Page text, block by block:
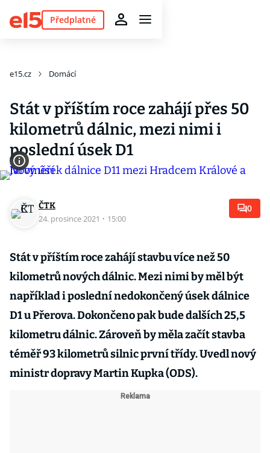
Předplatné
e15.cz Domácí
Stát v příštím roce zahájí přes 50
kilometrů dálnic, mezi nimi i
poslední úsek D1
ČTK
24. prosince 2021 · 15:00
0
Stát v příštím roce zahájí stavbu více než 50
kilometrů nových dálnic. Mezi nimi by měl být
například i poslední nedokončený úsek dálnice
D1 u Přerova. Dokončeno pak bude dalších 25,5
kilometru dálnic. Zároveň by měla začít stavba
téměř 93 kilometrů silnic první třídy. Uvedl nový
ministr dopravy Martin Kupka (ODS).